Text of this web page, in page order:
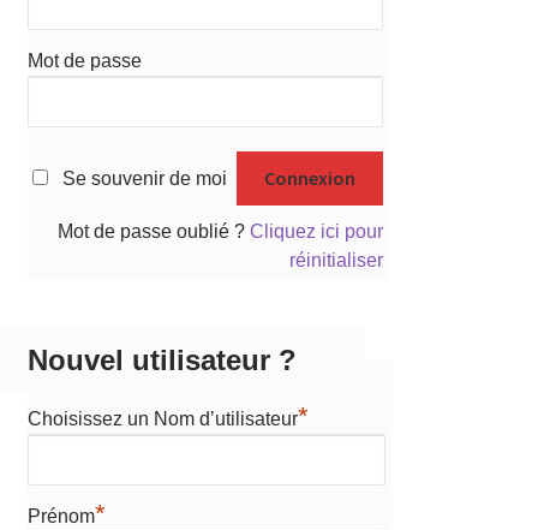
Mot de passe
Se souvenir de moi
Mot de passe oublié ? Cliquez ici pour
réinitialiser
Nouvel utilisateur ?
Choisissez un Nom d’utilisateur*
Prénom*